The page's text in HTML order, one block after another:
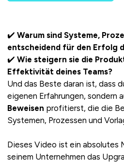
✔️ Warum sind Systeme,
entscheidend für den Erfolg
✔️ Wie steigern sie die
Effektivität deines Teams?
Und das Beste daran ist, dass
eigenen Erfahrungen, sondern
Beweisen profitierst, die die
Systemen, Prozessen und
Dieses Video ist ein absolutes
seinem Unternehmen das